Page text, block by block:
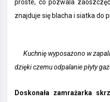
proste, co pozwala
znajduje się blacha i siatka do
Kuchnię wyposażono w
dzięki czemu odpalanie płyty
Doskonała zamrażarka